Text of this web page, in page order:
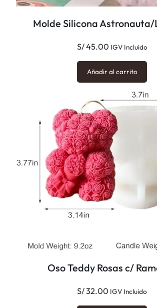
Molde Silicona Astronauta/
S/45.00 IGV Incluido
Añadir al carrito
Oso Teddy Rosas c/
S/32.00 IGV Incluido